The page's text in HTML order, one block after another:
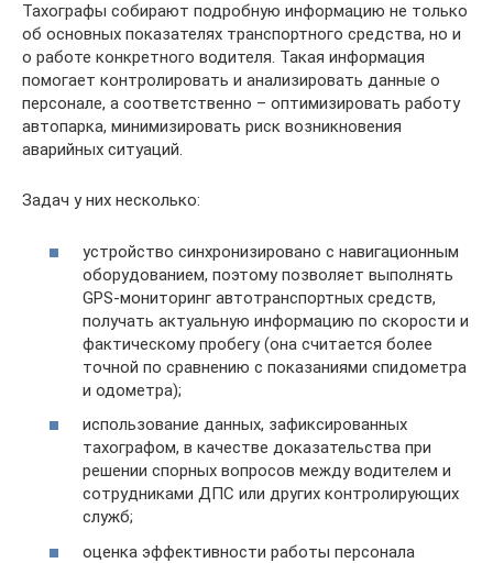
Тахографы собирают подробную информацию не только
об основных показателях транспортного средства, но и
о работе конкретного водителя. Такая информация
помогает контролировать и анализировать данные о
персонале, а соответственно – оптимизировать работу
автопарка, минимизировать риск возникновения
аварийных ситуаций.
Задач у них несколько:
устройство синхронизировано с навигационным
оборудованием, поэтому позволяет выполнять
GPS-мониторинг автотранспортных средств,
получать актуальную информацию по скорости и
фактическому пробегу (она считается более
точной по сравнению с показаниями спидометра
и одометра);
использование данных, зафиксированных
тахографом, в качестве доказательства при
решении спорных вопросов между водителем и
сотрудниками ДПС или других контролирующих
служб;
оценка эффективности работы персонала